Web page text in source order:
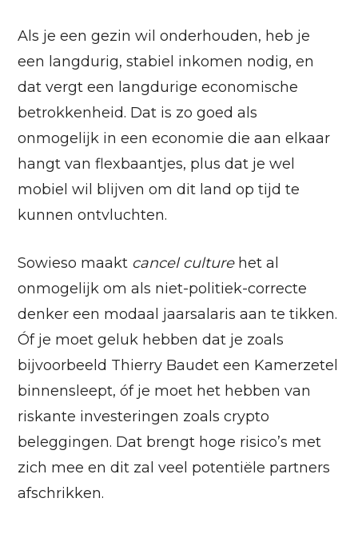
Als je een gezin wil onderhouden, heb je
een langdurig, stabiel inkomen nodig, en
dat vergt een langdurige economische
betrokkenheid. Dat is zo goed als
onmogelijk in een economie die aan elkaar
hangt van flexbaantjes, plus dat je wel
mobiel wil blijven om dit land op tijd te
kunnen ontvluchten.
Sowieso maakt cancel culturehet al
onmogelijk om als niet-politiek-correcte
denker een modaal jaarsalaris aan te tikken.
Óf je moet geluk hebben dat je zoals
bijvoorbeeld Thierry Baudet een Kamerzetel
binnensleept, óf je moet het hebben van
riskante investeringen zoals crypto
beleggingen. Dat brengt hoge risico’s met
zich mee en dit zal veel potentiële partners
afschrikken.